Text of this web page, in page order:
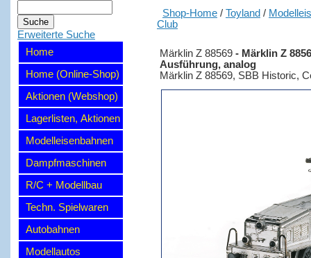
Erweiterte Suche
Home
Home (Online-Shop)
Aktionen (Webshop)
Lagerlisten, Aktionen
Modelleisenbahnen
Dampfmaschinen
R/C + Modellbau
Techn. Spielwaren
Autobahnen
Modellautos
Shop-Home / Toyland /
Club
Märklin Z 88569 - Märklin Z
Ausführung, analog
Märklin Z 88569, SBB Historic,